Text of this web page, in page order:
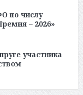
по числу
– 2026»
участника